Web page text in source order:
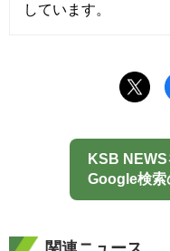
しています。
KSB NEWS
Google検索